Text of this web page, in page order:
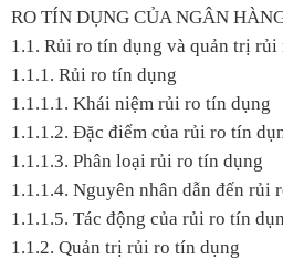
RO TÍN DỤNG CỦA NGÂN
1.1. Rủi ro tín dụng và quản trị rủi
1.1.1. Rủi ro tín dụng
1.1.1.1. Khái niệm rủi ro tín dụng
1.1.1.2. Đặc điểm của rủi ro tín
1.1.1.3. Phân loại rủi ro tín dụng
1.1.1.4. Nguyên nhân dẫn đến rủi
1.1.1.5. Tác động của rủi ro tín
1.1.2. Quản trị rủi ro tín dụng